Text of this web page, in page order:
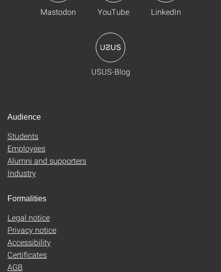
Mastodon YouTube LinkedIn
USUS-Blog
Audience
Students
Employees
Alumni and supporters
Industry
Formalities
Legal notice
Privacy notice
Accessibility
Certificates
AGB